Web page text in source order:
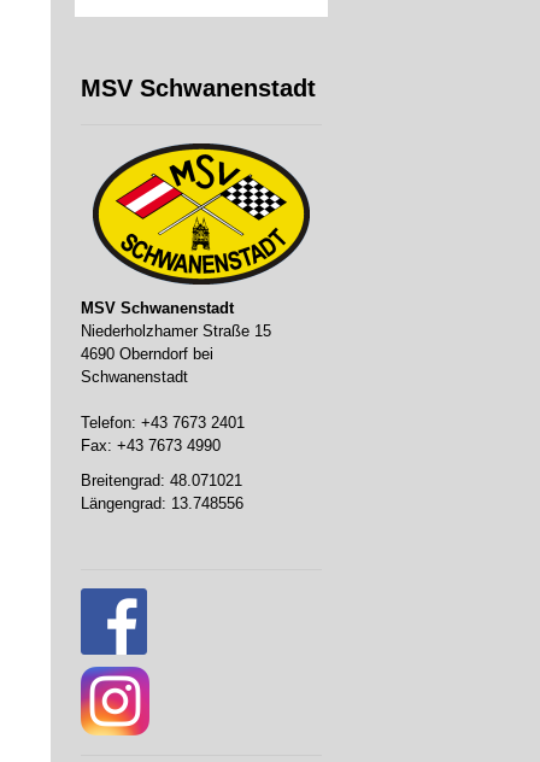
MSV Schwanenstadt
MSV Schwanenstadt
Niederholzhamer Straße 15
4690 Oberndorf bei
Schwanenstadt
Telefon: +43 7673 2401
Fax: +43 7673 4990
Breitengrad: 48.071021
Längengrad: 13.748556